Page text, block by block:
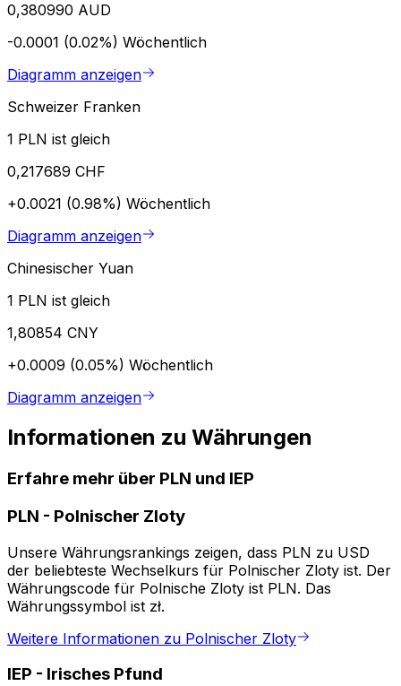
0,380990 AUD
-0.0001 (0.02%) Wöchentlich
Diagramm anzeigen
Schweizer Franken
1 PLN ist gleich
0,217689 CHF
+0.0021 (0.98%) Wöchentlich
Diagramm anzeigen
Chinesischer Yuan
1 PLN ist gleich
1,80854 CNY
+0.0009 (0.05%) Wöchentlich
Diagramm anzeigen
Informationen zu Währungen
Erfahre mehr über PLN und IEP
PLN - Polnischer Zloty
Unsere Währungsrankings zeigen, dass PLN zu USD
der beliebteste Wechselkurs für Polnischer Zloty ist. Der
Währungscode für Polnische Zloty ist PLN. Das
Währungssymbol ist zł.
Weitere Informationen zu Polnischer Zloty
IEP - Irisches Pfund